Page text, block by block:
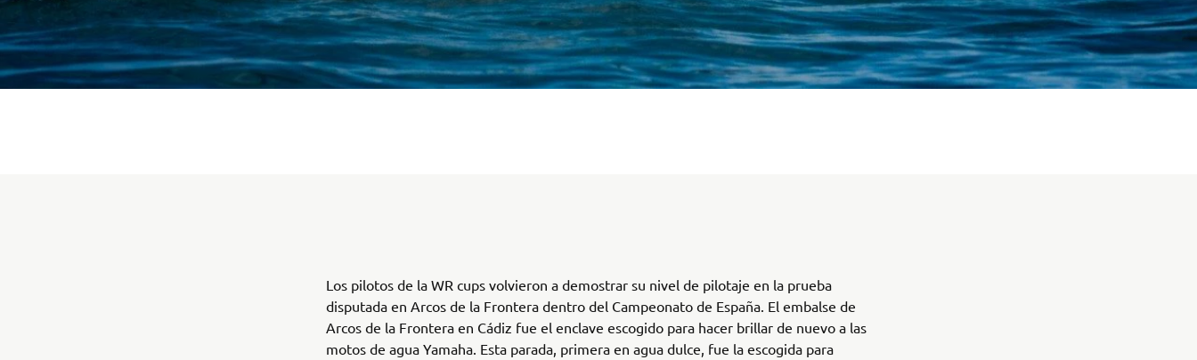
Los pilotos de la WR cups volvieron a demostrar su nivel de pilotaje en la prueba
disputada en Arcos de la Frontera dentro del Campeonato de España. El embalse de
Arcos de la Frontera en Cádiz fue el enclave escogido para hacer brillar de nuevo a las
motos de agua Yamaha. Esta parada, primera en agua dulce, fue la escogida para